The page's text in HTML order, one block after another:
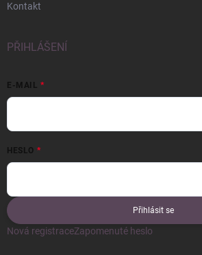
Kontakt
PŘIHLÁŠENÍ
E-MAIL
HESLO
Přihlásit se
Nová registraceZapomenuté heslo